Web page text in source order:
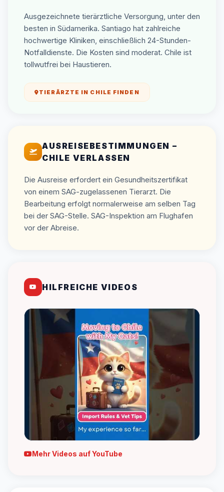
Ausgezeichnete tierärztliche Versorgung, unter den
besten in Südamerika. Santiago hat zahlreiche
hochwertige Kliniken, einschließlich 24-Stunden-
Notfalldienste. Die Kosten sind moderat. Chile ist
tollwutfrei bei Haustieren.
TIERÄRZTE IN CHILE FINDEN
AUSREISEBESTIMMUNGEN –
CHILE VERLASSEN
Die Ausreise erfordert ein Gesundheitszertifikat
von einem SAG-zugelassenen Tierarzt. Die
Bearbeitung erfolgt normalerweise am selben Tag
bei der SAG-Stelle. SAG-Inspektion am Flughafen
vor der Abreise.
HILFREICHE VIDEOS
Mehr Videos auf YouTube